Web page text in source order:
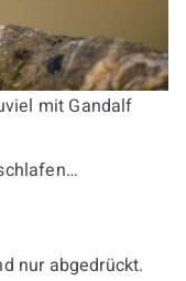
mit Gandalf
nur abgedrückt.